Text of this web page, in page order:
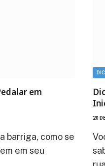
em
barriga, como se
em seu
20